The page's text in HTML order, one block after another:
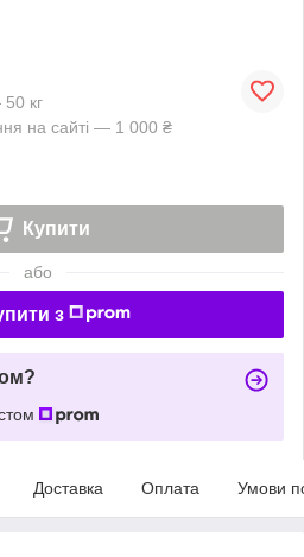
кг
на сайті — 1 000 ₴
Купити
або
з
Доставка Оплата Умови